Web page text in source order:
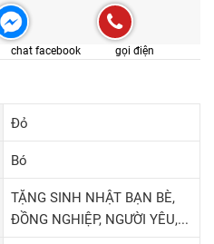
chat facebook gọi điện
Đỏ
Bó
TẶNG SINH NHẬT BẠN BÈ,
ĐỒNG NGHIỆP, NGƯỜI YÊU,...